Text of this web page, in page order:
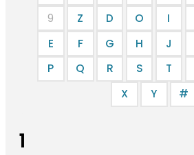
9
Z D O I
E
F G H J
P
Q R S T
X
Y #
1